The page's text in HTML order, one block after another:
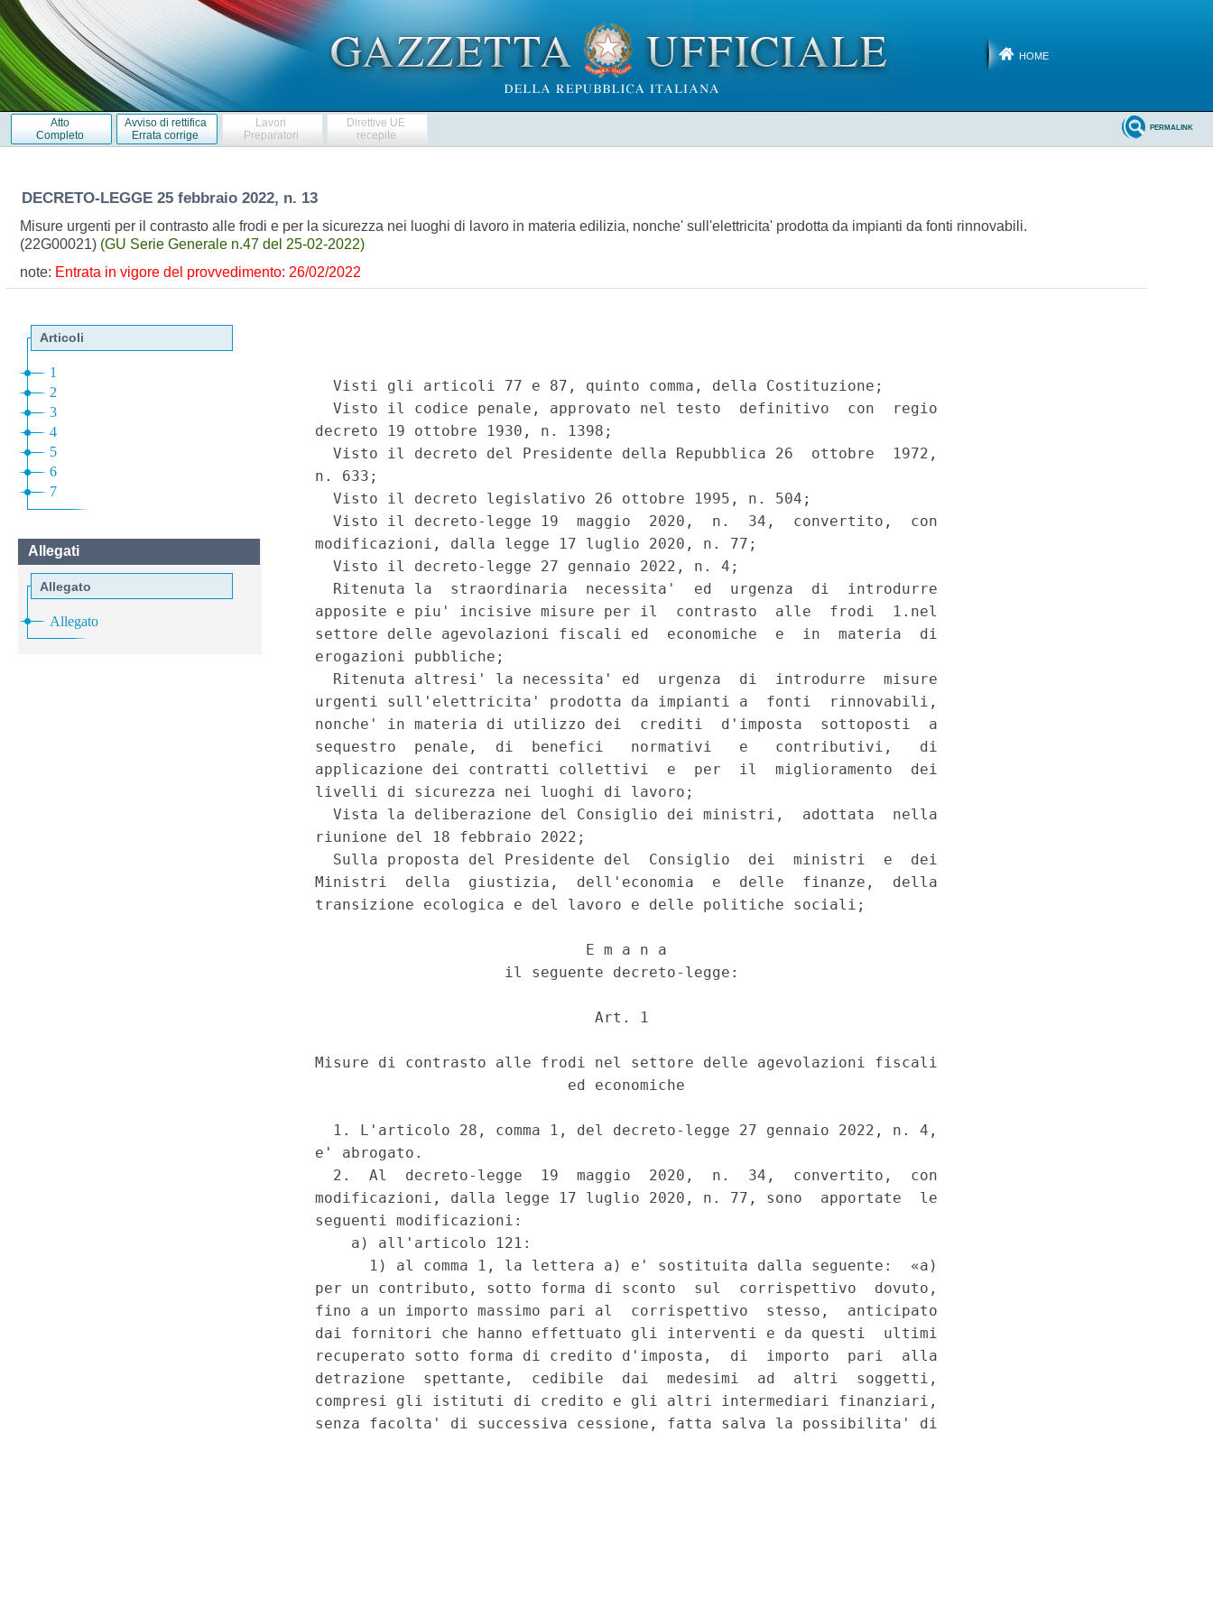
HOME
Atto
Completo
Avviso di rettifica
Errata corrige
Lavori
Preparatori
Direttive UE
recepite
PERMALINK
DECRETO-LEGGE 25 febbraio 2022, n. 13
Misure urgenti per il contrasto alle frodi e per la sicurezza nei luoghi di lavoro in materia edilizia, nonche' sull'elettricita' prodotta da impianti da fonti rinnovabili.
(22G00021) (GU Serie Generale n.47 del 25-02-2022)
note: Entrata in vigore del provvedimento: 26/02/2022